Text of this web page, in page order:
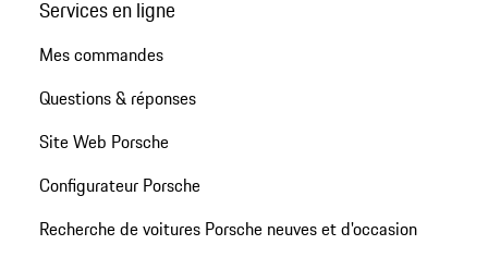
Services en ligne
Mes commandes
Questions & réponses
Site Web Porsche
Configurateur Porsche
Recherche de voitures Porsche neuves et d'occasion